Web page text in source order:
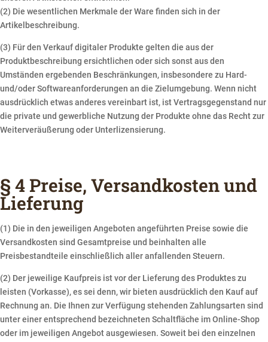
(2) Die wesentlichen Merkmale der Ware finden sich in der
Artikelbeschreibung.
(3) Für den Verkauf digitaler Produkte gelten die aus der
Produktbeschreibung ersichtlichen oder sich sonst aus den
Umständen ergebenden Beschränkungen, insbesondere zu Hard-
und/oder Softwareanforderungen an die Zielumgebung. Wenn nicht
ausdrücklich etwas anderes vereinbart ist, ist Vertragsgegenstand nur
die private und gewerbliche Nutzung der Produkte ohne das Recht zur
Weiterveräußerung oder Unterlizensierung.
§ 4 Preise, Versandkosten und
Lieferung
(1) Die in den jeweiligen Angeboten angeführten Preise sowie die
Versandkosten sind Gesamtpreise und beinhalten alle
Preisbestandteile einschließlich aller anfallenden Steuern.
(2) Der jeweilige Kaufpreis ist vor der Lieferung des Produktes zu
leisten (Vorkasse), es sei denn, wir bieten ausdrücklich den Kauf auf
Rechnung an. Die Ihnen zur Verfügung stehenden Zahlungsarten sind
unter einer entsprechend bezeichneten Schaltfläche im Online-Shop
oder im jeweiligen Angebot ausgewiesen. Soweit bei den einzelnen